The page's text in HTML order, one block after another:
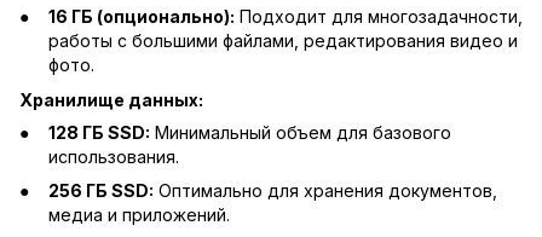
16 ГБ (опционально): Подходит для многозадачности,
работы с большими файлами, редактирования видео и
фото.
Хранилище данных:
128 ГБ SSD: Минимальный объем для базового
использования.
256 ГБ SSD: Оптимально для хранения документов,
медиа и приложений.